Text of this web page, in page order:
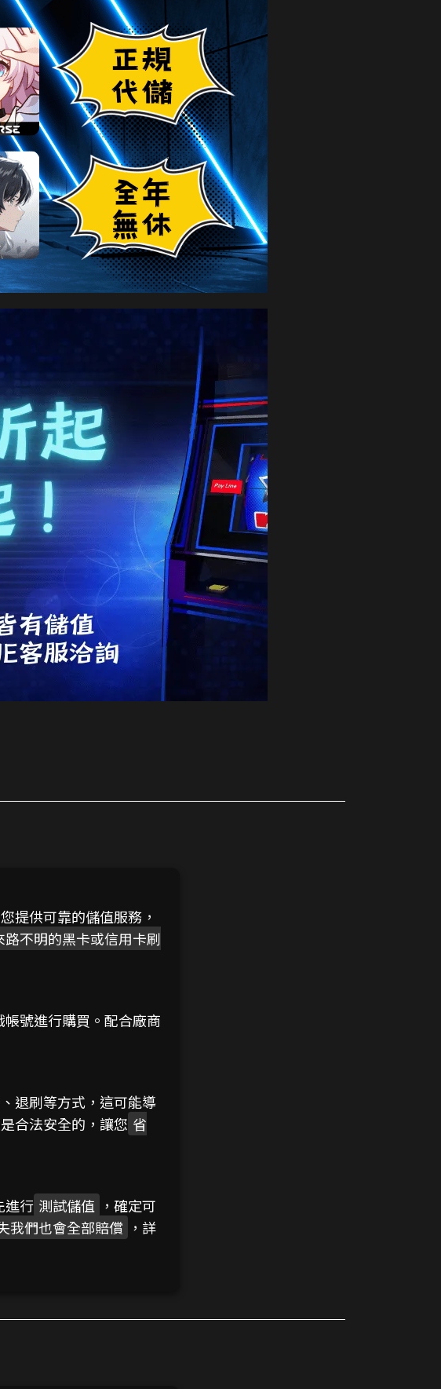
您提供可靠的儲值服務，
路不明的黑卡或信用卡刷
號進行購買。配合廠商
退刷等方式，這可能導
合法安全的，讓您 省
進行 測試儲值 ，確定可
我們也會全部賠償 ，詳